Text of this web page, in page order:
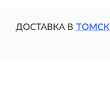
ДОСТАВКА В ТОМСК